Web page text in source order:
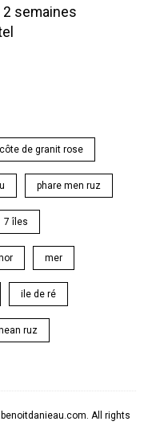
semaines
côte de granit rose
phare men ruz
7 îles
mer
ile de ré
ruz
All rights